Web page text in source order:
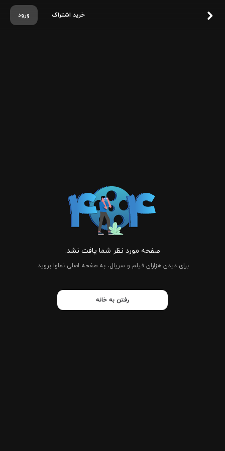
ورود خرید اشتراک
صفحه مورد نظر شما یافت نشد.
برای دیدن هزاران فیلم و سریال، به صفحه اصلی نماوا بروید.
رفتن به خانه